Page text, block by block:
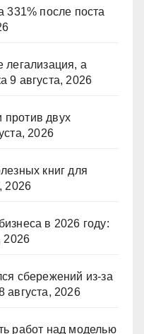
331% после поста
а
9 августа, 2026
двух
2026
книг для
2026
в 2026 году:
2026
сбережений из-за
августа, 2026
работ над моделью